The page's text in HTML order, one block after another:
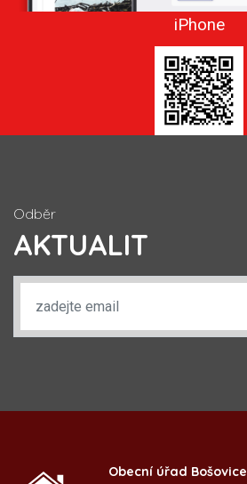
iPhone
Odběr
AKTUALIT
Obecní úřad Bošovice